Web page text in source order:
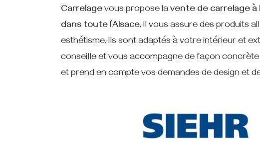
Carrelagevous propose lavente de carrelage
dans toute l’Alsace. Il vous assure des produits
esthétisme. Ils sont adaptés à votre intérieur et
conseille et vous accompagne de façon
et prend en compte vos demandes de design et